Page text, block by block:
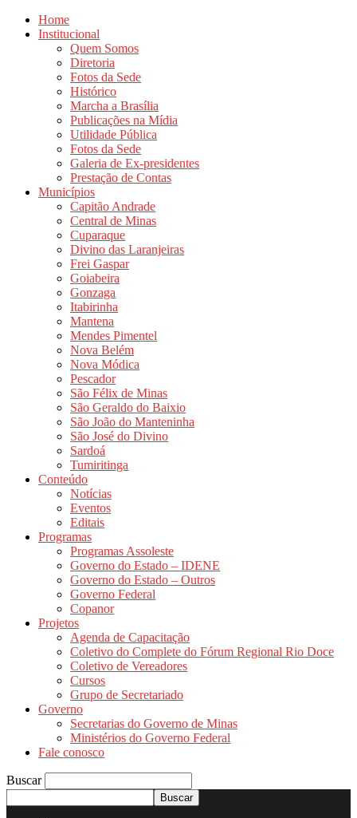
Home
Institucional
Quem Somos
Diretoria
Fotos da Sede
Histórico
Marcha a Brasília
Publicações na Mídia
Utilidade Pública
Fotos da Sede
Galeria de Ex-presidentes
Prestação de Contas
Municípios
Capitão Andrade
Central de Minas
Cuparaque
Divino das Laranjeiras
Frei Gaspar
Goiabeira
Gonzaga
Itabirinha
Mantena
Mendes Pimentel
Nova Belém
Nova Módica
Pescador
São Félix de Minas
São Geraldo do Baixio
São João do Manteninha
São José do Divino
Sardoá
Tumiritinga
Conteúdo
Notícias
Eventos
Editais
Programas
Programas Assoleste
Governo do Estado – IDENE
Governo do Estado – Outros
Governo Federal
Copanor
Projetos
Agenda de Capacitação
Coletivo do Complete do Fórum Regional Rio Doce
Coletivo de Vereadores
Cursos
Grupo de Secretariado
Governo
Secretarias do Governo de Minas
Ministérios do Governo Federal
Fale conosco
Buscar